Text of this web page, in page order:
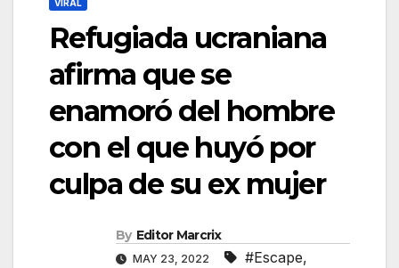
VIRAL
Refugiada ucraniana
afirma que se
enamoró del hombre
con el que huyó por
culpa de su ex mujer
By Editor Marcrix
MAY 23, 2022 #Escape,